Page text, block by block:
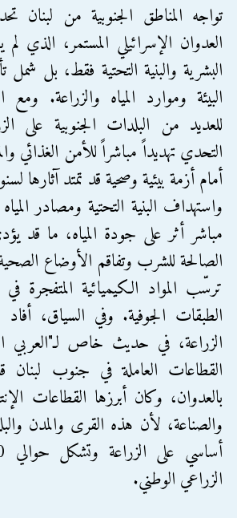
تواجه المناطق الجنوبية من لبنان
العدوان الإسرائيلي المستمر، الذي
البشرية والبنية التحتية فقط، بل
البيئة وموارد المياه والزراعة.
للعديد من البلدات الجنوبية على
التحدي تهديداً مباشراً للأمن الغذائي
أمام أزمة بيئية وصحية قد تمتد آثارها
واستهداف البنية التحتية ومصادر
مباشر أثر على جودة المياه، ما قد
الصالحة للشرب وتفاقم الأوضاع
ترسّب المواد الكيميائية المتفجرة في
الطبقات الجوفية. وفي السياق،
الزراعة، في حديث خاص لـ"العربي
القطاعات العاملة في جنوب لبنان
بالعدوان، وكان أبرزها القطاعات
والصناعة، لأن هذه القرى والمدن
الزراعي الوطني.